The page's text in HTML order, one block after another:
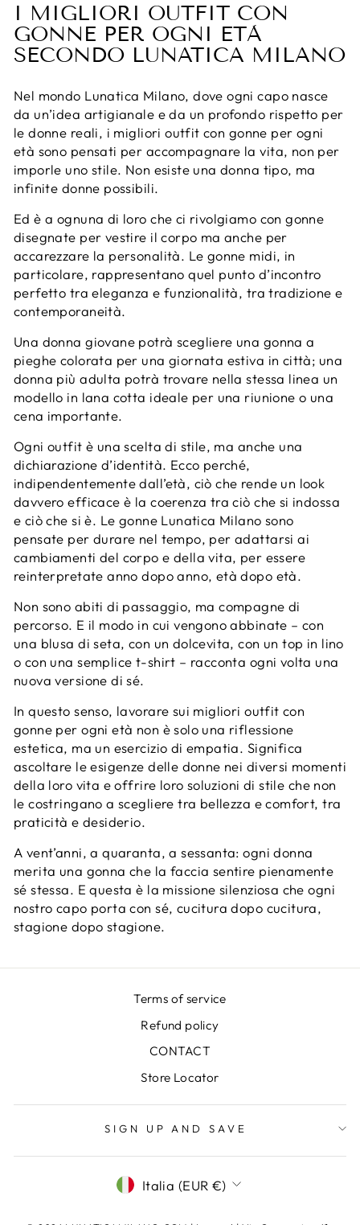
I MIGLIORI OUTFIT CON
GONNE PER OGNI ETÀ
SECONDO LUNATICA MILANO
Nel mondo Lunatica Milano, dove ogni capo nasce
da un’idea artigianale e da un profondo rispetto per
le donne reali, i migliori outfit con gonne per ogni
età sono pensati per accompagnare la vita, non per
imporle uno stile. Non esiste una donna tipo, ma
infinite donne possibili.
Ed è a ognuna di loro che ci rivolgiamo con gonne
disegnate per vestire il corpo ma anche per
accarezzare la personalità. Le gonne midi, in
particolare, rappresentano quel punto d’incontro
perfetto tra eleganza e funzionalità, tra tradizione e
contemporaneità.
Una donna giovane potrà scegliere una gonna a
pieghe colorata per una giornata estiva in città; una
donna più adulta potrà trovare nella stessa linea un
modello in lana cotta ideale per una riunione o una
cena importante.
Ogni outfit è una scelta di stile, ma anche una
dichiarazione d’identità. Ecco perché,
indipendentemente dall’età, ciò che rende un look
davvero efficace è la coerenza tra ciò che si indossa
e ciò che si è. Le gonne Lunatica Milano sono
pensate per durare nel tempo, per adattarsi ai
cambiamenti del corpo e della vita, per essere
reinterpretate anno dopo anno, età dopo età.
Non sono abiti di passaggio, ma compagne di
percorso. E il modo in cui vengono abbinate – con
una blusa di seta, con un dolcevita, con un top in lino
o con una semplice t-shirt – racconta ogni volta una
nuova versione di sé.
In questo senso, lavorare sui migliori outfit con
gonne per ogni età non è solo una riflessione
estetica, ma un esercizio di empatia. Significa
ascoltare le esigenze delle donne nei diversi momenti
della loro vita e offrire loro soluzioni di stile che non
le costringano a scegliere tra bellezza e comfort, tra
praticità e desiderio.
A vent’anni, a quaranta, a sessanta: ogni donna
merita una gonna che la faccia sentire pienamente
sé stessa. E questa è la missione silenziosa che ogni
nostro capo porta con sé, cucitura dopo cucitura,
stagione dopo stagione.
Terms of service
Refund policy
CONTACT
Store Locator
SIGN UP AND SAVE
VALUTA
Italia (EUR €)